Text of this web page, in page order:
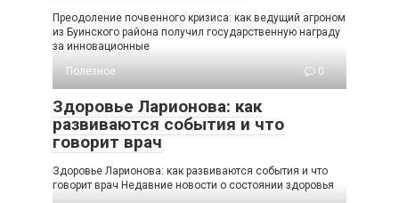
Преодоление почвенного кризиса: как ведущий агроном
из Буинского района получил государственную награду
за инновационные
Полезное
0
Здоровье Ларионова: как
развиваются события и что
говорит врач
Здоровье Ларионова: как развиваются события и что
говорит врач Недавние новости о состоянии здоровья